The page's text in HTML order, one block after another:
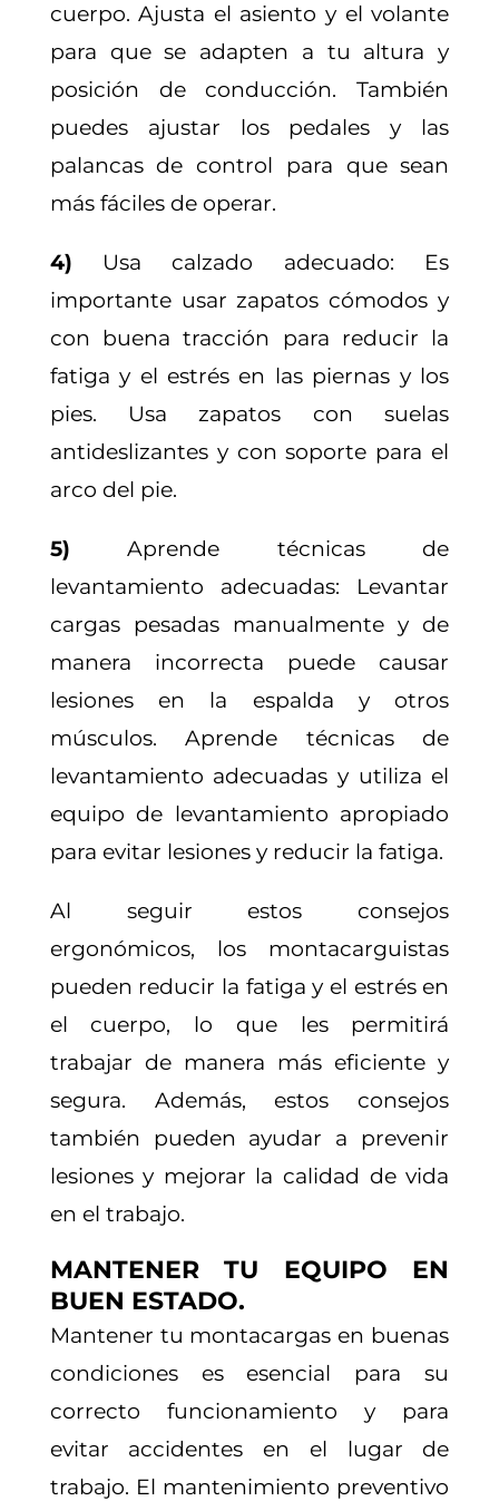
cuerpo. Ajusta el asiento y el volante
para que se adapten a tu altura y
posición de conducción. También
puedes ajustar los pedales y las
palancas de control para que sean
más fáciles de operar.
4) Usa calzado adecuado: Es
importante usar zapatos cómodos y
con buena tracción para reducir la
fatiga y el estrés en las piernas y los
pies. Usa zapatos con suelas
antideslizantes y con soporte para el
arco del pie.
5) Aprende técnicas de
levantamiento adecuadas: Levantar
cargas pesadas manualmente y de
manera incorrecta puede causar
lesiones en la espalda y otros
músculos. Aprende técnicas de
levantamiento adecuadas y utiliza el
equipo de levantamiento apropiado
para evitar lesiones y reducir la fatiga.
Al seguir estos consejos
ergonómicos, los montacarguistas
pueden reducir la fatiga y el estrés en
el cuerpo, lo que les permitirá
trabajar de manera más eficiente y
segura. Además, estos consejos
también pueden ayudar a prevenir
lesiones y mejorar la calidad de vida
en el trabajo.
MANTENER TU EQUIPO EN
BUEN ESTADO.
Mantener tu montacargas en buenas
condiciones es esencial para su
correcto funcionamiento y para
evitar accidentes en el lugar de
trabajo. El mantenimiento preventivo